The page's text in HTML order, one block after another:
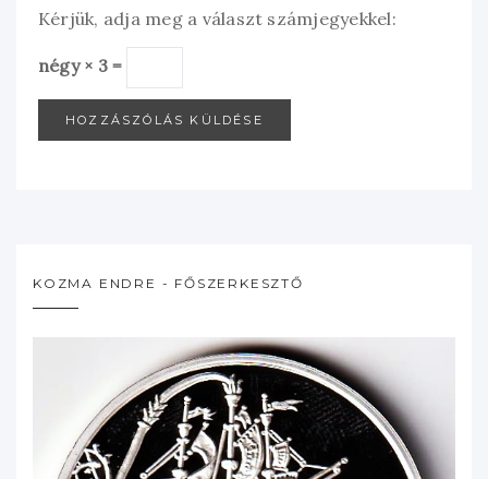
Kérjük, adja meg a választ számjegyekkel:
négy × 3 =
KOZMA ENDRE - FŐSZERKESZTŐ